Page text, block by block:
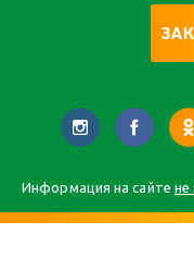
Информация на сайте не